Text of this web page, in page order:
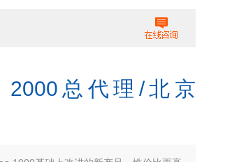
2000总代理/北京